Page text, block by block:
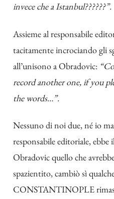
invece che a Istanbul??????”.
Assieme al responsabile
tacitamente incrociando gli
all’unisono a Obradovic:
record another one, if you
the words…”.
Nessuno di noi due, né io
responsabile editoriale, ebbe
Obradovic quello che
spazientito, cambiò sì
CONSTANTINOPLE